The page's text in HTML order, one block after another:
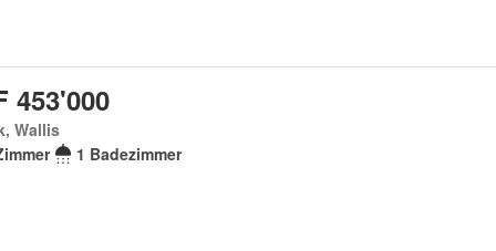
453'000
Wallis
1 Badezimmer